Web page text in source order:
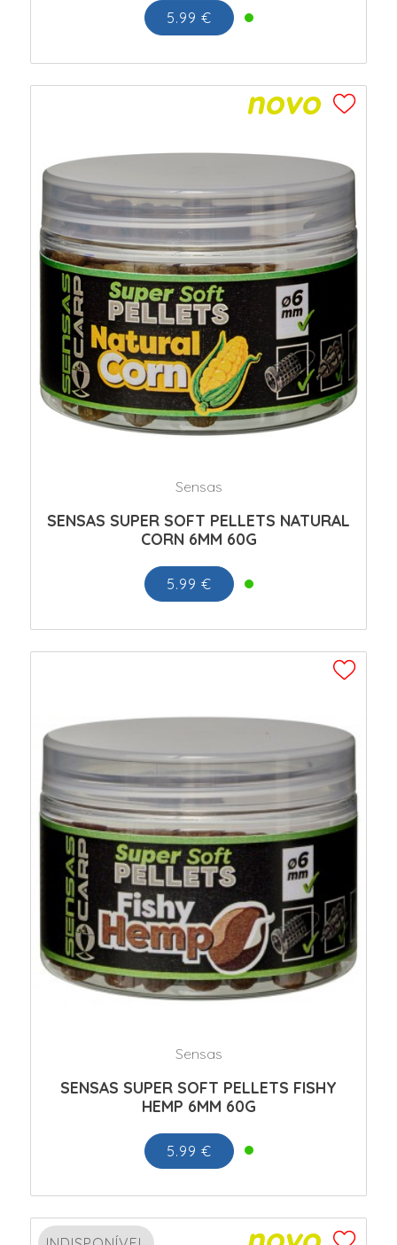
5.99 €
Sensas
SENSAS SUPER SOFT PELLETS NATURAL
CORN 6MM 60G
5.99 €
Sensas
SENSAS SUPER SOFT PELLETS FISHY
HEMP 6MM 60G
5.99 €